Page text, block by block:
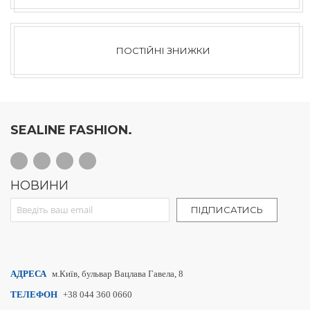
ПОСТІЙНІ ЗНИЖКИ
SEALINE FASHION.
НОВИНИ
Sign Up for Our Newsletter:
ПІДПИСАТИСЬ
АДРЕСА м.Київ, бульвар Вацлава Гавела, 8
ТЕЛЕФОН +38 044 360 0660